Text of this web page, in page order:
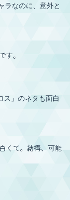
ラなのに、意外と
す。
ス」のネタも面白
くて。結構、可能